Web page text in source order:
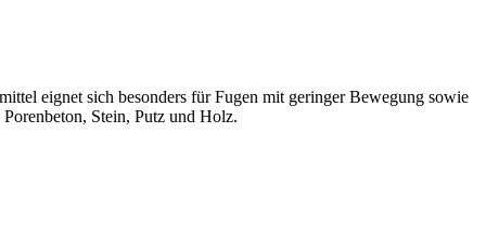
eignet sich besonders für Fugen mit geringer Bewegung sowie
Stein, Putz und Holz.